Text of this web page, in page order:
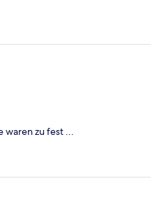
waren zu fest ...